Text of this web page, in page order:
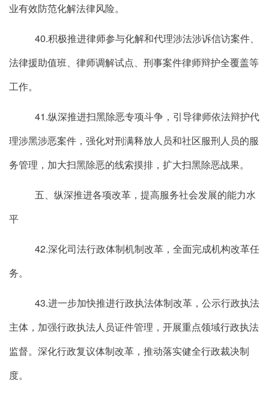
业有效防范化解法律风险。
40.积极推进律师参与化解和代理涉法涉诉信访案件、
法律援助值班、律师调解试点、刑事案件律师辩护全覆盖等
工作。
41.纵深推进扫黑除恶专项斗争，引导律师依法辩护代
理涉黑涉恶案件，强化对刑满释放人员和社区服刑人员的服
务管理，加大扫黑除恶的线索摸排，扩大扫黑除恶战果。
五、纵深推进各项改革，提高服务社会发展的能力水
平
42.深化司法行政体制机制改革，全面完成机构改革任
务。
43.进一步加快推进行政执法体制改革，公示行政执法
主体，加强行政执法人员证件管理，开展重点领域行政执法
监督。深化行政复议体制改革，推动落实健全行政裁决制
度。